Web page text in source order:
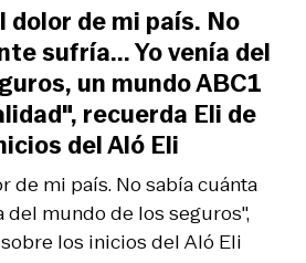
de mi país. No sabía cuánta
del mundo de los seguros",
los inicios del Aló Eli
dolor de mi país. No
sufría... Yo venía del
un mundo ABC1
recuerda Eli de
del Aló Eli